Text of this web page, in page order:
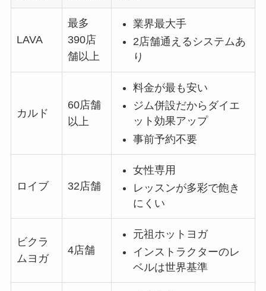
LAVA
最多
390店
舗以上
業界最大手
2店舗通えるシステムあ
り
カルド
60店舗
以上
料金が最も安い
ジム併設だからダイエ
ット効果アップ
事前予約不要
ロイブ 32店舗
女性専用
レッスンが多彩で飽き
にくい
ビクラ
ムヨガ
4店舗
元祖ホットヨガ
インストラクターのレ
ベルは世界基準